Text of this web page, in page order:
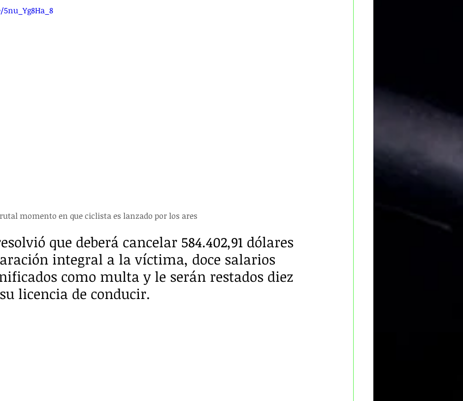
momento en que ciclista es lanzado por los ares
que deberá cancelar 584.402,91 dólares
integral a la víctima, doce salarios
como multa y le serán restados diez
licencia de conducir.